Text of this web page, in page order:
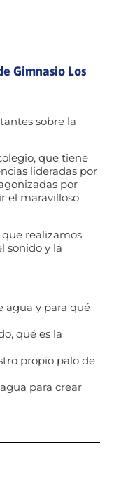
Gimnasio Los
sobre la
que tiene
lideradas por
por
el maravilloso
realizamos
sonido y la
agua y para qué
qué es la
propio palo de
para crear